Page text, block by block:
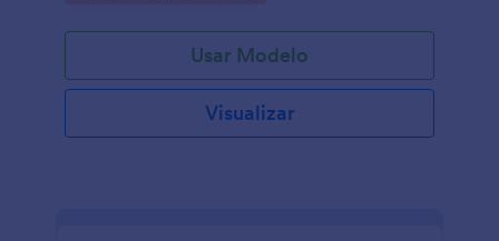
Usar Modelo
Visualizar